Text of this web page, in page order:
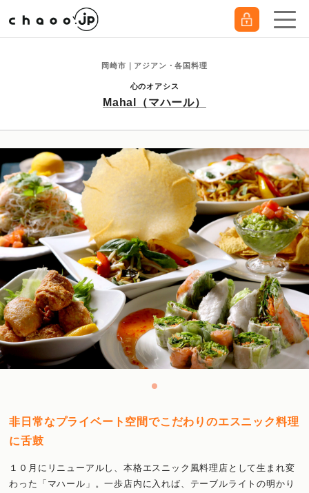
岡崎市｜アジアン・各国料理
心のオアシス
Mahal（マハール）
非日常なプライベート空間でこだわりのエスニック料理
に舌鼓
１０月にリニューアルし、本格エスニック風料理店として生まれ変
わった「マハール」。一歩店内に入れば、テーブルライトの明かり